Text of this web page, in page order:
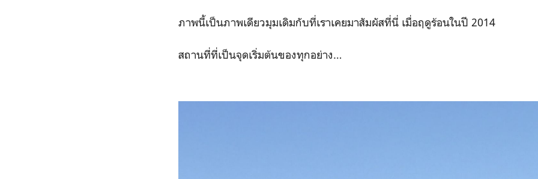
ภาพนี้เป็นภาพเดียวมุมเดิมกับที่เราเคยมาสัมผัสที่นี่ เมื่อฤดูร้อนในปี 2014
สถานที่ที่เป็นจุดเริ่มต้นของทุกอย่าง…